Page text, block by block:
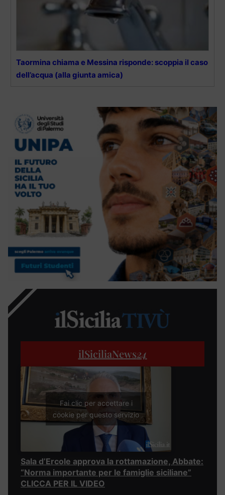
Taormina chiama e Messina risponde: scoppia il caso
dell’acqua (alla giunta amica)
ilSiciliaNews24
Fai clic per accettare i
cookie per questo servizio
Sala d’Ercole approva la rottamazione, Abbate:
“Norma importante per le famiglie siciliane”
CLICCA PER IL VIDEO